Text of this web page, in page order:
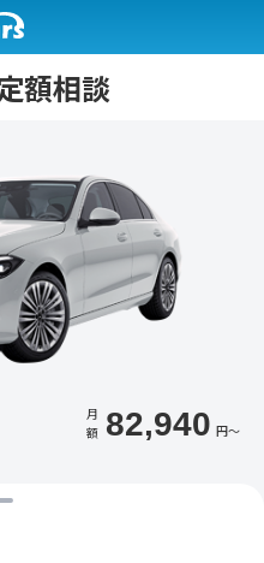
額相談
月
額 82,940 円〜